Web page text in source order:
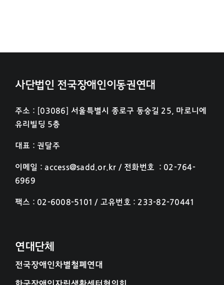
사단법인 전국장애인이동권연대
주소 : [03086] 서울특별시 종로구 동숭길 25, 마로니에
유리빌딩 5층
대표 : 권달주
이메일 : access@sadd.or.kr / 전화번호 : 02-764-
6969
팩스 : 02-6008-5101 / 고유번호 : 233-82-70441
연대단체
전국장애인차별철폐연대